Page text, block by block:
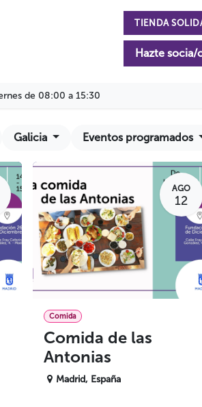
TIENDA
Hazte socia/
de 08:00 a 15:30
Galicia Eventos programados
AGO
12
Comida
Comida de las
Antonias
Madrid, España